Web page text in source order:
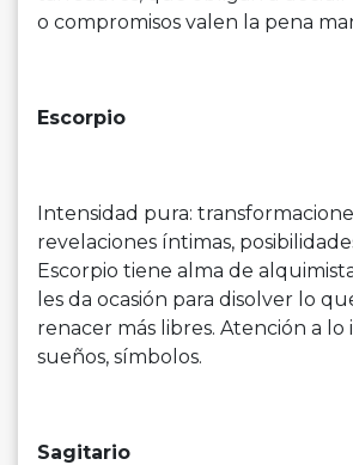
o compromisos valen la pena
Escorpio
Intensidad pura:
revelaciones íntimas,
Escorpio tiene alma de
les da ocasión para disolver lo
renacer más libres. Atención a lo
sueños, símbolos.
Sagitario